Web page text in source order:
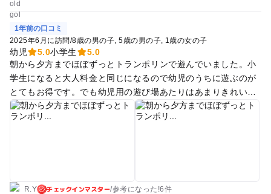
1年前の口コミ
2025年6月に訪問/8歳の男の子 5歳の男の子 1歳の女の子
幼児 5.0小学生
5.0
朝から夕方までほぼずっとトランポリンで遊んでいました。小
学生になると大人料金と同じになるので幼児のうちに遊ぶのが
とてもお得です。でも幼児用の遊び場あたりはあまりきれいで
はなく少し気になります。
R.Y チェックインマスター/参考になった!6件